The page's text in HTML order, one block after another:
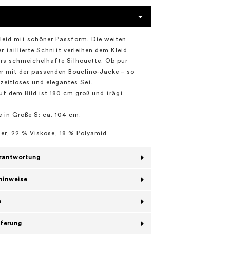
mit schöner Passform. Die weiten
taillierte Schnitt verleihen dem Kleid
schmeichelhafte Silhouette. Ob pur
mit der passenden Bouclino-Jacke – so
und elegantes Set.
dem Bild ist 180 cm groß und trägt
in Größe S: ca. 104 cm.
22 % Viskose, 18 % Polyamid